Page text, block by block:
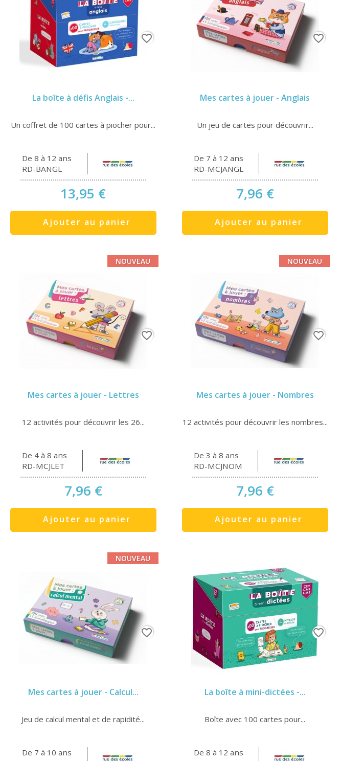
La boîte à défis Anglais -...
Un coffret de 100 cartes à piocher pour...
De 8 à 12 ans
RD-BANGL
13,95 €
Ajouter au panier
favorite_border
Mes cartes à jouer - Anglais
Un jeu de cartes pour découvrir...
De 7 à 12 ans
RD-MCJANGL
7,96 €
Ajouter au panier
favorite_border
Mes cartes à jouer - Lettres
12 activités pour découvrir les 26...
De 4 à 8 ans
RD-MCJLET
7,96 €
Ajouter au panier
NOUVEAU
favorite_border
Mes cartes à jouer - Nombres
12 activités pour découvrir les nombres...
De 3 à 8 ans
RD-MCJNOM
7,96 €
Ajouter au panier
NOUVEAU
favorite_border
Mes cartes à jouer - Calcul...
Jeu de calcul mental et de rapidité...
De 7 à 10 ans
NOUVEAU
favorite_border
La boîte à mini-dictées -...
Boîte avec 100 cartes pour...
De 8 à 12 ans
favorite_border